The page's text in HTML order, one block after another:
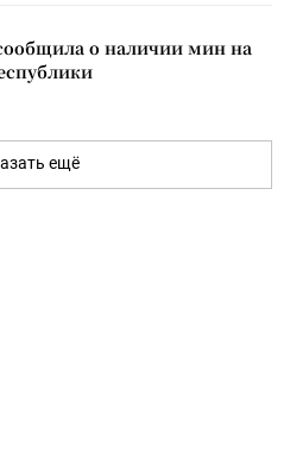
о наличии мин на
ещё